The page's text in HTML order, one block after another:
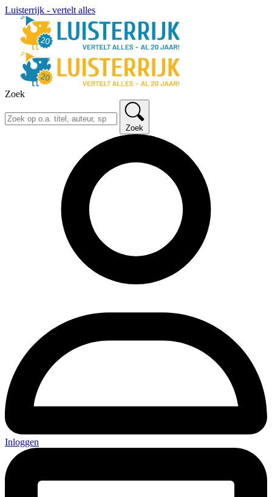
Luisterrijk - vertelt alles
Zoek
Zoek
Inloggen